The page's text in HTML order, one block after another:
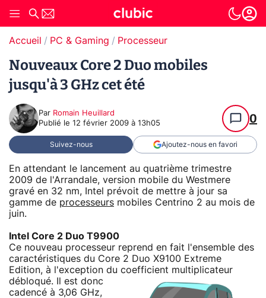
Accueil PC & Gaming Processeur
Nouveaux Core 2 Duo mobiles
jusqu'à 3 GHz cet été
Par Romain Heuillard
Publié le 12 février 2009 à 13h05 0
Suivez-nous Ajoutez-nous en favori
En attendant le lancement au quatrième trimestre
2009 de l'Arrandale, version mobile du Westmere
gravé en 32 nm, Intel prévoit de mettre à jour sa
gamme de processeurs mobiles Centrino 2 au mois de
juin.
Intel Core 2 Duo T9900
Ce nouveau processeur reprend en fait l'ensemble des
caractéristiques du Core 2 Duo X9100 Extreme
Edition, à l'exception du coefficient multiplicateur
débloqué.
Il est donc
cadencé à 3,06 GHz,